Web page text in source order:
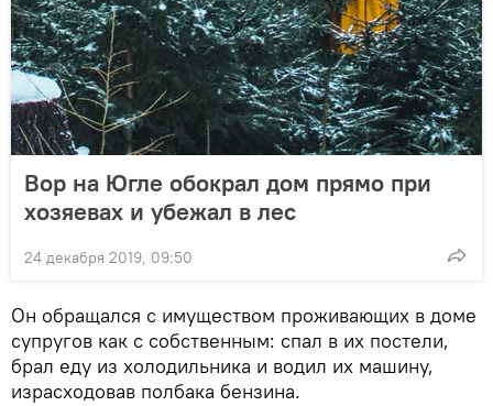
Вор на Югле обокрал дом прямо при
хозяевах и убежал в лес
24 декабря 2019, 09:50
Он обращался с имуществом проживающих в доме
супругов как с собственным: спал в их постели,
брал еду из холодильника и водил их машину,
израсходовав полбака бензина.